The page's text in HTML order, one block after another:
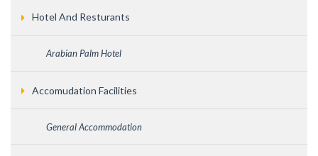
Hotel And Resturants
Arabian Palm Hotel
Accomudation Facilities
General Accommodation